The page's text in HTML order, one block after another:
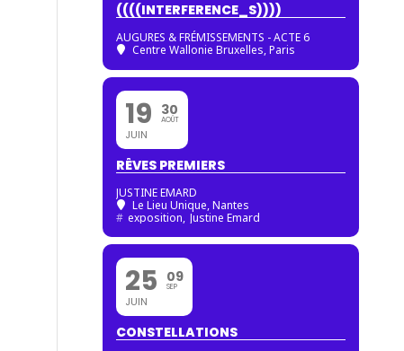
((((INTERFERENCE_S))))
AUGURES & FRÉMISSEMENTS - ACTE 6
Centre Wallonie Bruxelles, Paris
19
JUIN
30
AOÛT
RÊVES PREMIERS
JUSTINE EMARD
Le Lieu Unique, Nantes
# exposition, Justine Emard
25
JUIN
09
SEP
CONSTELLATIONS